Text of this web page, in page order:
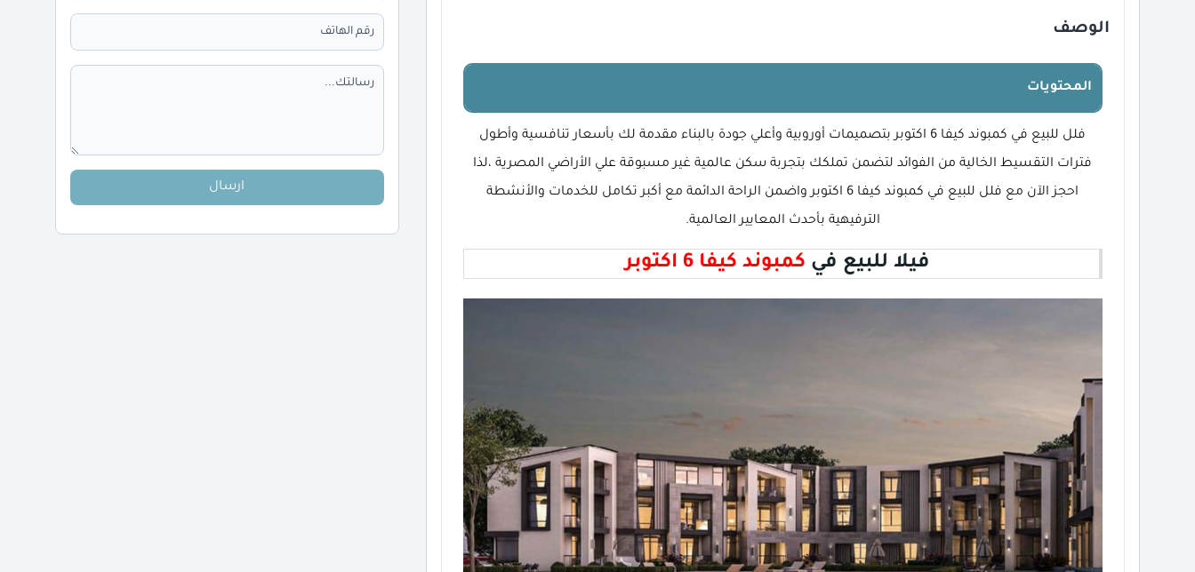
الوصف
المحتويات
فلل للبيع في كمبوند كيفا 6 اكتوبر بتصميمات أوروبية وأعلي جودة بالبناء مقدمة لك بأسعار تنافسية وأطول
فترات التقسيط الخالية من الفوائد لتضمن تملكك بتجربة سكن عالمية غير مسبوقة علي الأراضي المصرية ،لذا
احجز الآن مع فلل للبيع في كمبوند كيفا 6 اكتوبر واضمن الراحة الدائمة مع أكبر تكامل للخدمات والأنشطة
الترفيهية بأحدث المعايير العالمية.
فيلا للبيع في كمبوند كيفا 6 اكتوبر
ارسال